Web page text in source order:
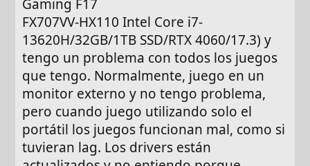
o
Gaming F17
FX707VV-HX110 Intel Core i7-
13620H/32GB/1TB SSD/RTX 4060/17.3) y
tengo un problema con todos los juegos
que tengo. Normalmente, juego en un
monitor externo y no tengo problema,
pero cuando juego utilizando solo el
portátil los juegos funcionan mal, como si
tuvieran lag. Los drivers están